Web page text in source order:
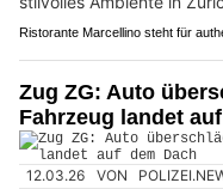
Ristorante Marcellino steht für
Zug ZG: Auto
Fahrzeug landet
12.03.26 VON